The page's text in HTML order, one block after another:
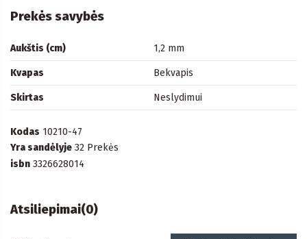
Prekės savybės
Aukštis (cm) 1,2 mm
Kvapas Bekvapis
Skirtas Neslydimui
Kodas 10210-47
Yra sandėlyje 32 Prekės
isbn 3326628014
Atsiliepimai(0)